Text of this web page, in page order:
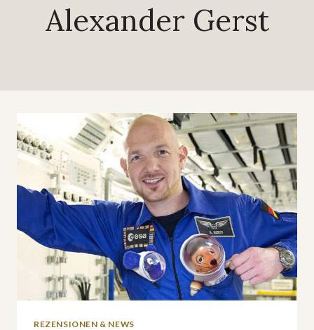
Alexander Gerst
REZENSIONEN & NEWS